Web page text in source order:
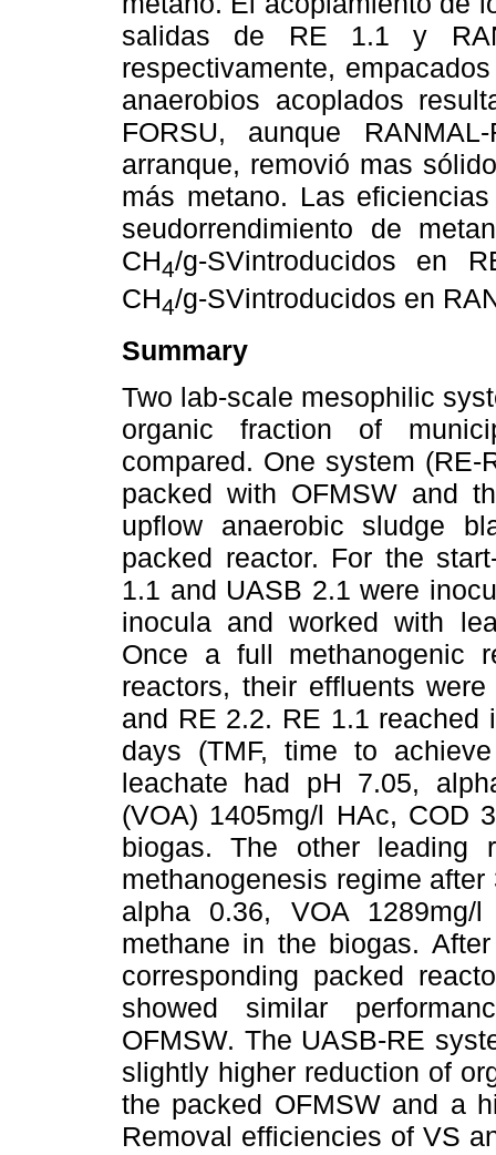
salidas de RE 1.1 y
respectivamente,
anaerobios acoplados
FORSU, aunque
arranque, removió mas
más metano. Las
seudorrendimiento de
CH4/g-SVintroducidos en
CH4/g-SVintroducidos en
Summary
Two lab-scale mesophilic
organic fraction of
compared. One system
packed with OFMSW and
upflow anaerobic sludge
packed reactor. For the
1.1 and UASB 2.1 were
inocula and worked with
Once a full methanogenic
reactors, their effluents
and RE 2.2. RE 1.1 reached
days (TMF, time to
leachate had pH 7.05,
(VOA) 1405mg/l HAc, COD
biogas. The other leading
methanogenesis regime
alpha 0.36, VOA 1289mg/
methane in the biogas.
corresponding packed
showed similar
OFMSW. The UASB-RE
slightly higher reduction of
the packed OFMSW and a
Removal efficiencies of VS